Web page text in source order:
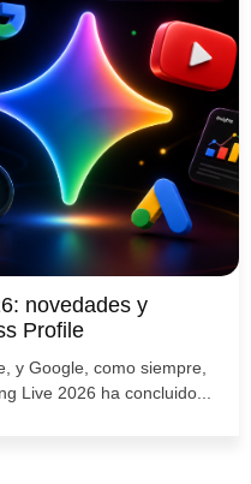
novedades y
Profile
y Google, como siempre,
Live 2026 ha concluido...